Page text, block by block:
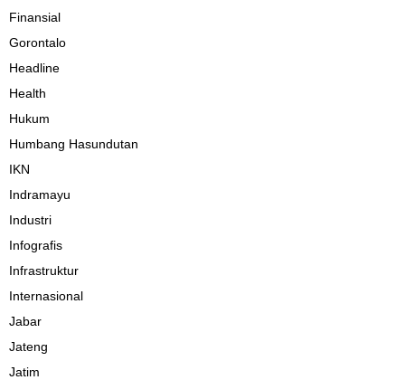
Finansial
Gorontalo
Headline
Health
Hukum
Humbang Hasundutan
IKN
Indramayu
Industri
Infografis
Infrastruktur
Internasional
Jabar
Jateng
Jatim